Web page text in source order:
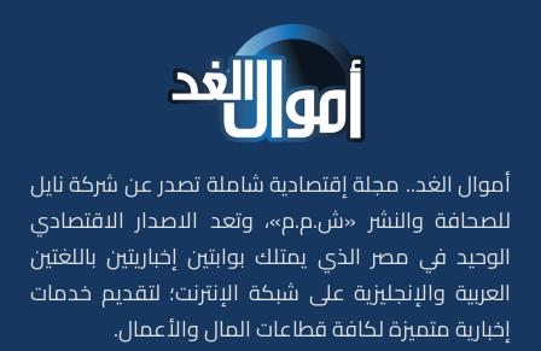
أموال الغد.. مجلة إقتصادية شاملة تصدر عن شركة نايل
للصحافة والنشر «ش.م.م»، وتعد الاصدار الاقتصادي
الوحيد في مصر الذي يمتلك بوابتين إخباريتين باللغتين
العربية والإنجليزية على شبكة الإنترنت؛ لتقديم خدمات
إخبارية متميزة لكافة قطاعات المال والأعمال.